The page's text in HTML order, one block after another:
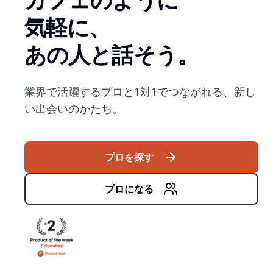
気軽に、
あの人と話そう。
業界で活躍するプロと1対1でつながれる、新し
い出会いのかたち。
プロを探す
プロになる